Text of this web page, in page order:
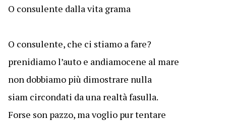
O consulente dalla vita grama
O consulente, che ci stiamo a fare?
prenidiamo l’auto e andiamocene al mare
non dobbiamo più dimostrare nulla
siam circondati da una realtà fasulla.
Forse son pazzo, ma voglio pur tentare